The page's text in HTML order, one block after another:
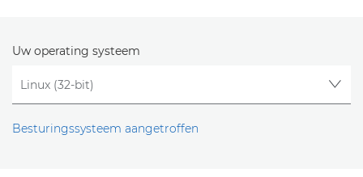
Uw operating systeem
Besturingssysteem aangetroffen